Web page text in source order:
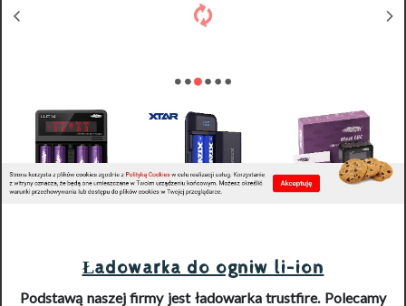
Ładowarka do ogniw li-ion
Podstawą naszej firmy jest ładowarka trustfire. Polecamy